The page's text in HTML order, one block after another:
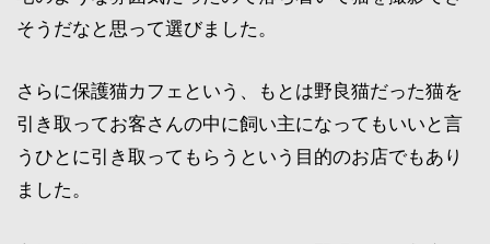
そうだなと思って選びました。
さらに保護猫カフェという、もとは野良猫だった猫を
引き取ってお客さんの中に飼い主になってもいいと言
うひとに引き取ってもらうという目的のお店でもあり
ました。